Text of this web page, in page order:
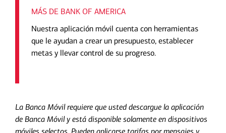
MÁS DE BANK OF AMERICA
Nuestra aplicación móvil cuenta con herramientas
que le ayudan a crear un presupuesto, establecer
metas y llevar control de su progreso.
La Banca Móvil requiere que usted descargue la aplicación
de Banca Móvil y está disponible solamente en dispositivos
móviles selectos. Pueden aplicarse tarifas por mensajes y